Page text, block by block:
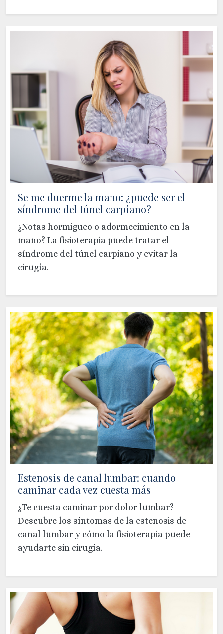
Se me duerme la mano: ¿puede ser el
síndrome del túnel carpiano?
¿Notas hormigueo o adormecimiento en la
mano? La fisioterapia puede tratar el
síndrome del túnel carpiano y evitar la
cirugía.
Estenosis de canal lumbar: cuando
caminar cada vez cuesta más
¿Te cuesta caminar por dolor lumbar?
Descubre los síntomas de la estenosis de
canal lumbar y cómo la fisioterapia puede
ayudarte sin cirugía.